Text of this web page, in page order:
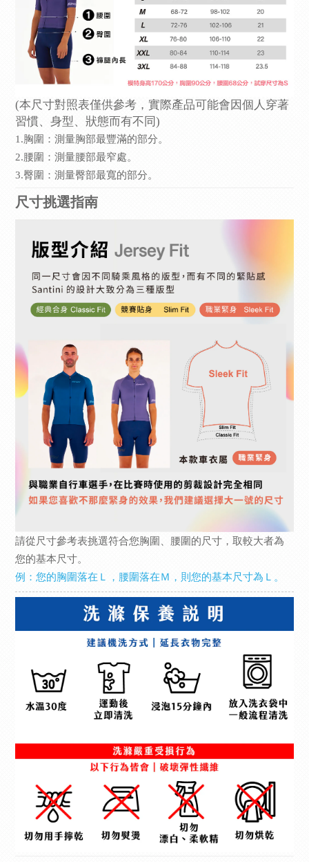
(本尺寸對照表僅供參考，實際產品可能會因個人穿著
習慣、身型、狀態而有不同)
1.胸圍：測量胸部最豐滿的部分。
2.腰圍：測量腰部最窄處。
3.臀圍：測量臀部最寬的部分。
尺寸挑選指南
請從尺寸參考表挑選符合您胸圍、腰圍的尺寸，取較大者為
您的基本尺寸。
例：您的胸圍落在Ｌ，腰圍落在Ｍ，則您的基本尺寸為Ｌ。